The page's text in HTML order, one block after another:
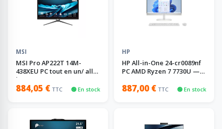
MSI
MSI Pro AP222T 14M-
438XEU PC tout en un/ all
in one
884,05 € TTC 🟢 En stock
HP
HP All-in-One 24-cr0089nf
PC AMD Ryzen 7 7730U —
887,00 € TTC 🟢 En stock